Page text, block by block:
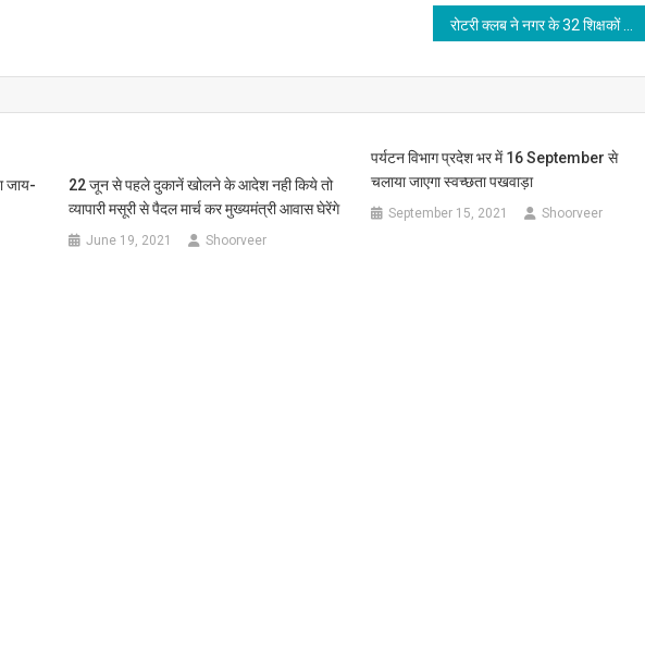
जाय-
22 जून से पहले दुकानें खोलने के आदेश नही किये तो
व्यापारी मसूरी से पैदल मार्च कर मुख्यमंत्री आवास घेरेंगे
June 19, 2021 Shoorveer
पर्यटन विभाग प्रदेश भर में 16 September से
चलाया जाएगा स्वच्छता पखवाड़ा
September 15, 2021 Shoorveer